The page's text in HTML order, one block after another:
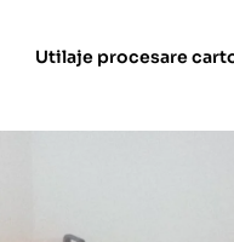
Utilaje procesare